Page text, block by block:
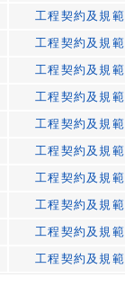
工程契約及規範
工程契約及規範
工程契約及規範
工程契約及規範
工程契約及規範
工程契約及規範
工程契約及規範
工程契約及規範
工程契約及規範
工程契約及規範